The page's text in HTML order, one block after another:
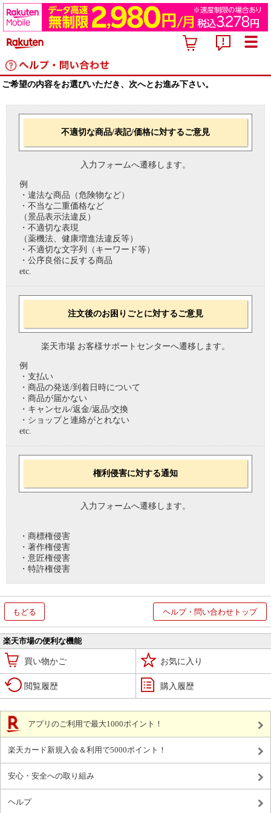
ご希望の内容をお選びいただき、次へとお進み下さい。
不適切な商品/表記/価格に対するご意見
入力フォームへ遷移します。
例
・違法な商品（危険物など）
・不当な二重価格など
（景品表示法違反）
・不適切な表現
（薬機法、健康増進法違反等）
・不適切な文字列（キーワード等）
・公序良俗に反する商品
etc.
注文後のお困りごとに対するご意見
楽天市場 お客様サポートセンターへ遷移します。
例
・支払い
・商品の発送/到着日時について
・商品が届かない
・キャンセル/返金/返品/交換
・ショップと連絡がとれない
etc.
権利侵害に対する通知
入力フォームへ遷移します。
・商標権侵害
・著作権侵害
・意匠権侵害
・特許権侵害
もどる ヘルプ・問い合わせトップ
楽天市場の便利な機能
買い物かご お気に入り
閲覧履歴 購入履歴
アプリのご利用で最大1000ポイント！
楽天カード新規入会＆利用で5000ポイント！
安心・安全への取り組み
ヘルプ